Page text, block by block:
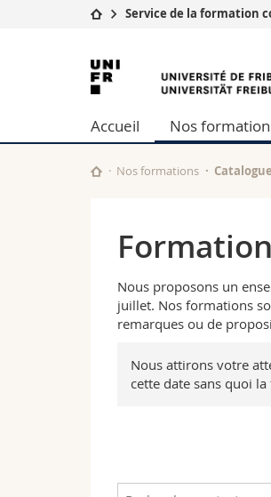
Université
Recherche
Université
Formation continue
Service de la formation
Université
de
Fribourg
Accueil Nos
Nos formations
Nous proposons un
juillet. Nos formations
remarques ou de
Nous attirons votre
cette date sans quoi